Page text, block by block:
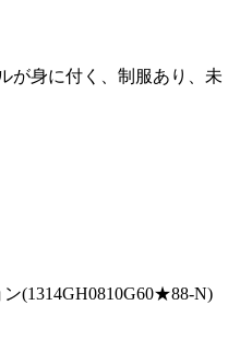
が身に付く、制服あり、未
(1314GH0810G60★88-N)